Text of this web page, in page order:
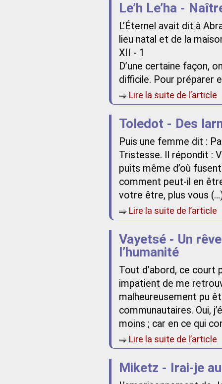
Le’h Le’ha -
L’Éternel avait dit à
lieu natal et de la
XII - 1
D’une certaine façon,
difficile. Pour préparer
Lire la suite de l’article
Toledot - Des
Puis une femme dit :
Tristesse. Il répondit :
puits même d’où
comment peut-il en
votre être, plus vous
Lire la suite de l’article
Vayetsé - Un
l’humanité
Tout d’abord, ce court
impatient de me
malheureusement pu
communautaires. Oui,
moins ; car en ce qui
Lire la suite de l’article
Miketz - Irai-je